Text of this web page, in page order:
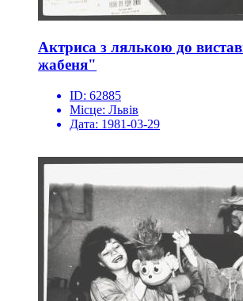
Актриса з лялькою до
жабеня"
ID: 62885
Місце: Львів
Дата: 1981-03-29